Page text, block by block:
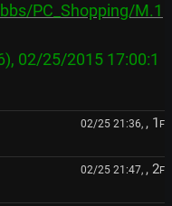
PC_Shopping/M.1
02/25/2015 17:00:1
02/25 21:36, , 1 F
02/25 21:47, , 2F